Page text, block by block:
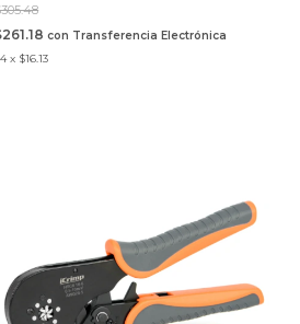
con Transferencia Electrónica
x $16.13